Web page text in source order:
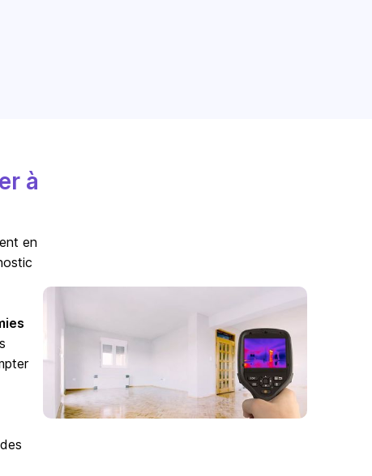
à
en